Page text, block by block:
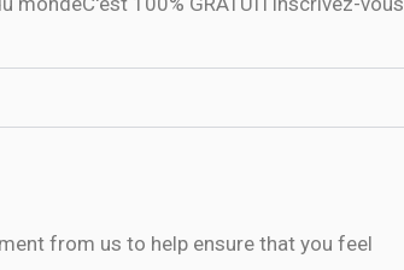
from us to help ensure that you feel